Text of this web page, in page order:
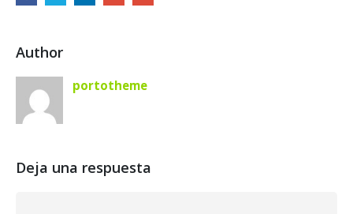
Author
portotheme
Deja una respuesta